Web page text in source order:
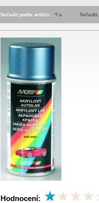
Seřadit podle artiklu Seřadit
Hodnocení: